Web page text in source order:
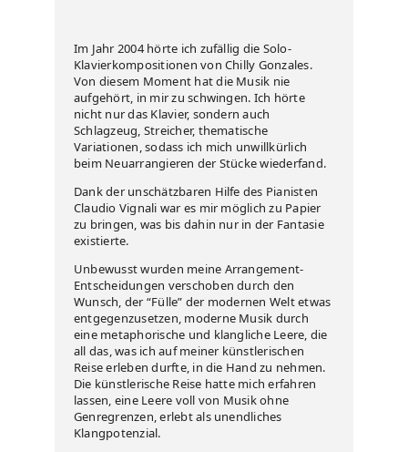
Im Jahr 2004 hörte ich zufällig die Solo-
Klavierkompositionen von Chilly Gonzales.
Von diesem Moment hat die Musik nie
aufgehört, in mir zu schwingen. Ich hörte
nicht nur das Klavier, sondern auch
Schlagzeug, Streicher, thematische
Variationen, sodass ich mich unwillkürlich
beim Neuarrangieren der Stücke wiederfand.
Dank der unschätzbaren Hilfe des Pianisten
Claudio Vignali war es mir möglich zu Papier
zu bringen, was bis dahin nur in der Fantasie
existierte.
Unbewusst wurden meine Arrangement-
Entscheidungen verschoben durch den
Wunsch, der “Fülle” der modernen Welt etwas
entgegenzusetzen, moderne Musik durch
eine metaphorische und klangliche Leere, die
all das, was ich auf meiner künstlerischen
Reise erleben durfte, in die Hand zu nehmen.
Die künstlerische Reise hatte mich erfahren
lassen, eine Leere voll von Musik ohne
Genregrenzen, erlebt als unendliches
Klangpotenzial.